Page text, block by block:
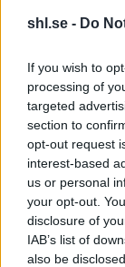
shl.se - Do
If you wish to
processing of
targeted
section to
opt-out request
interest-based
us or personal
your opt-out.
disclosure of
IAB’s list of
also be
11/9
Växjö
14/8
19/8
Champions
4/9Adler
6/9HK
11/9
13/9